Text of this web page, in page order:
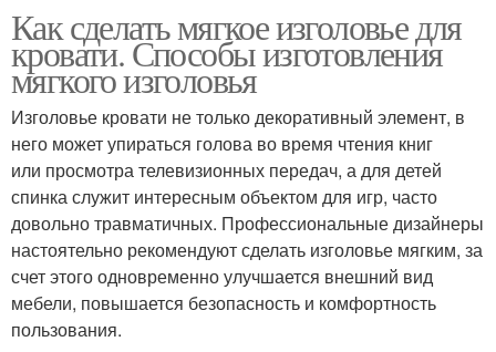
Как сделать мягкое изголовье для
кровати. Способы изготовления
мягкого изголовья
Изголовье кровати не только декоративный элемент, в
него может упираться голова во время чтения книг
или просмотра телевизионных передач, а для детей
спинка служит интересным объектом для игр, часто
довольно травматичных. Профессиональные дизайнеры
настоятельно рекомендуют сделать изголовье мягким, за
счет этого одновременно улучшается внешний вид
мебели, повышается безопасность и комфортность
пользования.